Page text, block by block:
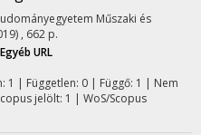
Műszaki és
, 662 p.
Egyéb URL
1 | Független: 0 | Függő: 1 | Nem
jelölt: 1 | WoS/Scopus